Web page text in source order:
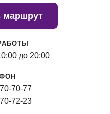
маршрут
до 20:00
70-77
72-23